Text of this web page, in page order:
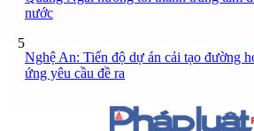
nước
5
Nghệ An: Tiến độ dự án cải tạo đường
ứng yêu cầu đề ra